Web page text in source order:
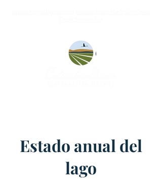
Estado anual del
lago